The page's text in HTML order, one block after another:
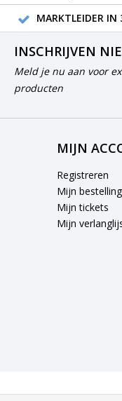
MARKTLEIDER IN
INSCHRIJVEN
Meld je nu aan voor
producten
MIJN
Registreren
Mijn
Mijn tickets
Mijn